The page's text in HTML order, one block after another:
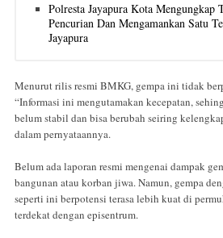
Polresta Jayapura Kota Mengungkap
Pencurian Dan Mengamankan Satu
Jayapura
Menurut rilis resmi BMKG, gempa ini tidak
“Informasi ini mengutamakan kecepatan,
belum stabil dan bisa berubah seiring
dalam pernyataannya.
Belum ada laporan resmi mengenai dampak
bangunan atau korban jiwa. Namun, gempa
seperti ini berpotensi terasa lebih kuat di
terdekat dengan episentrum.